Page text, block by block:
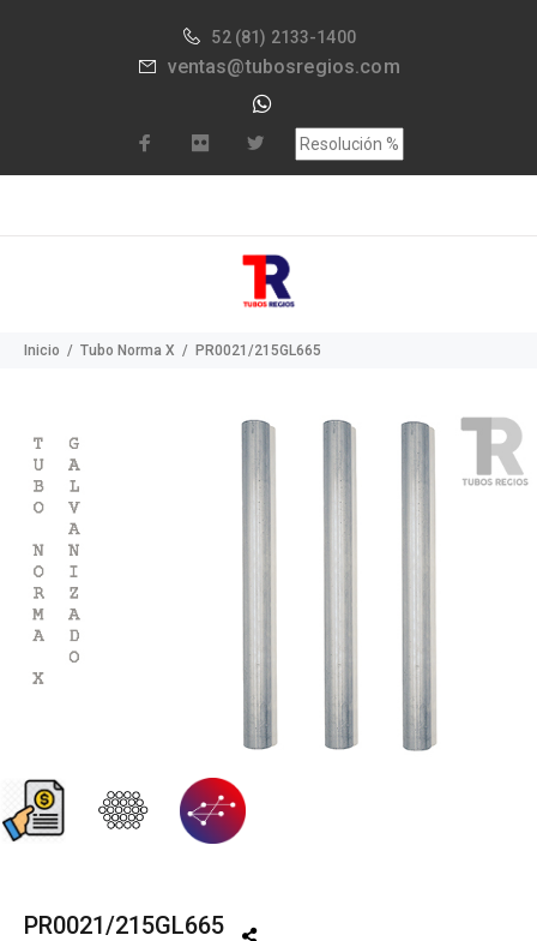
52 (81) 2133-1400
ventas@tubosregios.com
Inicio Tubo Norma X PR0021/215GL665
PR0021/215GL665